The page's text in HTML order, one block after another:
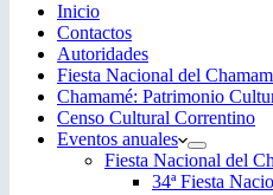
Inicio
Contactos
Autoridades
Fiesta Nacional del
Chamamé: Patrimonio
Censo Cultural Correntino
Eventos anuales
Fiesta Nacional del
34ª Fiesta